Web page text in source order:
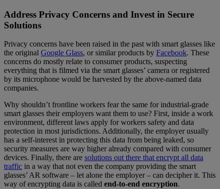
Address Privacy Concerns and Invest in Secure
Solutions
Privacy concerns have been raised in the past with smart glasses like
the original Google Glass, or similar products by Facebook. These
concerns do mostly relate to consumer products, suspecting
everything that is filmed via the smart glasses’ camera or registered
by its microphone would be harvested by the above-named data
companies.
Why shouldn’t frontline workers fear the same for industrial-grade
smart glasses their employers want them to use? First, inside a work
environment, different laws apply for workers safety and data
protection in most jurisdictions. Additionally, the employer usually
has a self-interest in protecting this data from being leaked, so
security measures are way higher already compared with consumer
devices. Finally, there are solutions out there that encrypt all data
traffic in a way that not even the company providing the smart
glasses’ AR software – let alone the employer – can decipher it. This
way of encrypting data is called end-to-end encryption.